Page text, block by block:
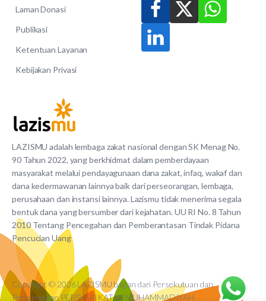
LAZISMU adalah lembaga zakat nasional dengan SK Menag No.
90 Tahun 2022, yang berkhidmat dalam pemberdayaan
masyarakat melalui pendayagunaan dana zakat, infaq, wakaf dan
dana kedermawanan lainnya baik dari perseorangan, lembaga,
perusahaan dan instansi lainnya. Lazismu tidak menerima segala
bentuk dana yang bersumber dari kejahatan. UU RI No. 8 Tahun
2010 Tentang Pencegahan dan Pemberantasan Tindak Pidana
Pencucian Uang
Laman Donasi
Publikasi
Ketentuan Layanan
Kebijakan Privasi
Copyright © 2026 LAZISMU bagian dari Persekutuan dan
Perkumpulan PERSYARIKATAN MUHAMMADIYAH